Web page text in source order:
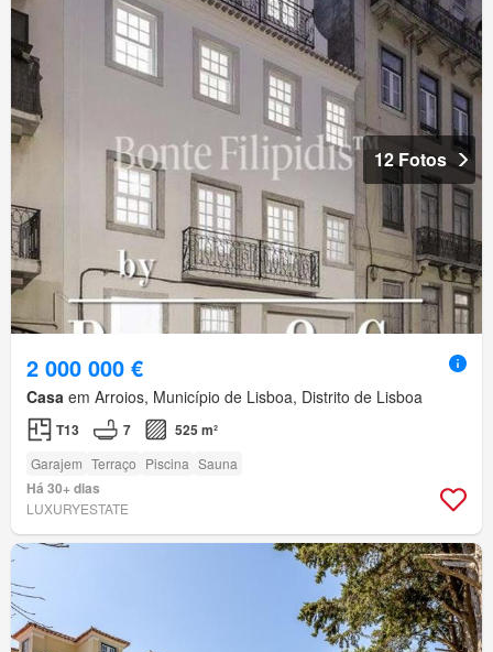
12 Fotos
2 000 000 €
Casa em Arroios, Município de Lisboa, Distrito de Lisboa
T13 7 525 m²
Garajem Terraço Piscina Sauna
Há 30+ dias
LUXURYESTATE